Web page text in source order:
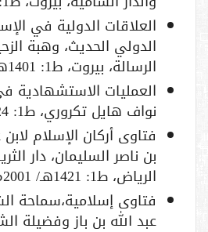
العلاقات الدولية في
الدولي الحديث، وهبة
الرسالة، بيروت، ط1: 1401هـ/ 1981م.
العمليات الاستشهادية
نواف هايل تكروري، ط1: 1424هـ/ 2004م.
فتاوى أركان الإسلام
بن ناصر السليمان، دار
الرياض، ط1: 1421هـ/ 2001م.
فتاوى إسلامية،سماحة
عبد الله بن باز وفضيلة